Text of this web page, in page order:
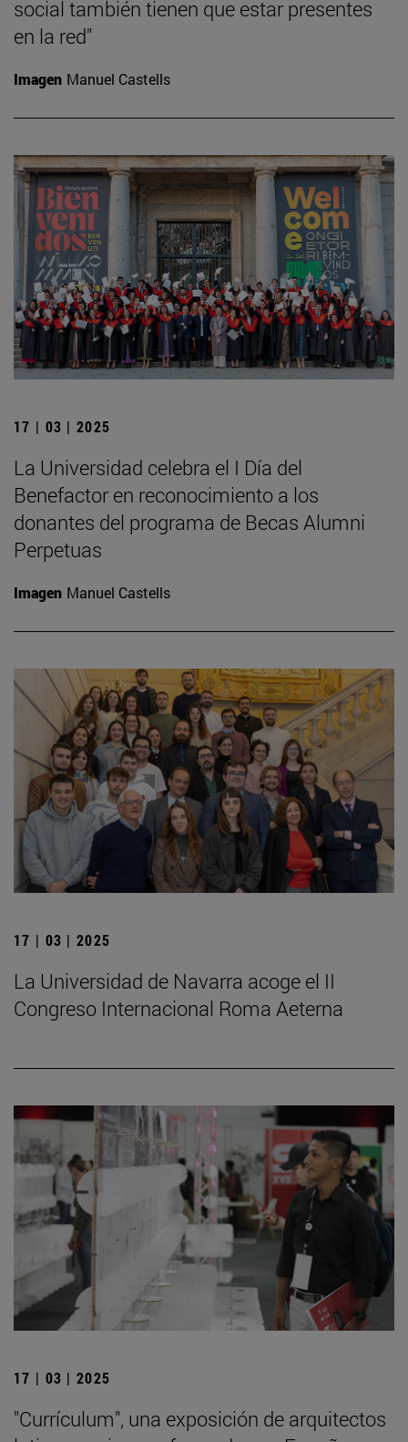
social también tienen que estar presentes
en la red"
Imagen Manuel Castells
17 | 03 | 2025
La Universidad celebra el I Día del
Benefactor en reconocimiento a los
donantes del programa de Becas Alumni
Perpetuas
Imagen Manuel Castells
17 | 03 | 2025
La Universidad de Navarra acoge el II
Congreso Internacional Roma Aeterna
17 | 03 | 2025
"Currículum", una exposición de arquitectos